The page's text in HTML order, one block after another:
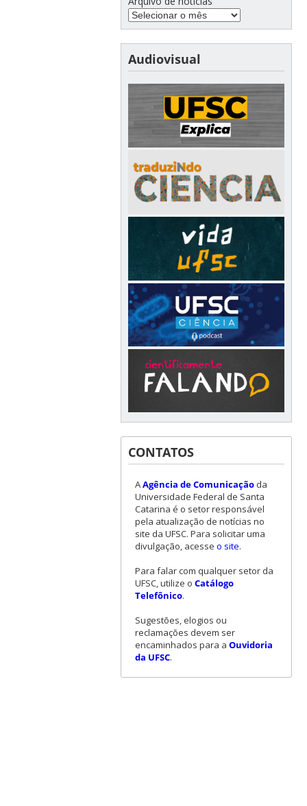
Audiovisual
CONTATOS
AAgência de Comunicaçãoda
Universidade Federal de Santa
Catarina é o setor responsável
pela atualização de notícias no
site da UFSC. Para solicitar uma
divulgação, acesse o site.
Para falar com qualquer setor da
UFSC, utilize o Catálogo
Telefônico.
Sugestões, elogios ou
reclamações devem ser
encaminhados para a Ouvidoria
da UFSC.